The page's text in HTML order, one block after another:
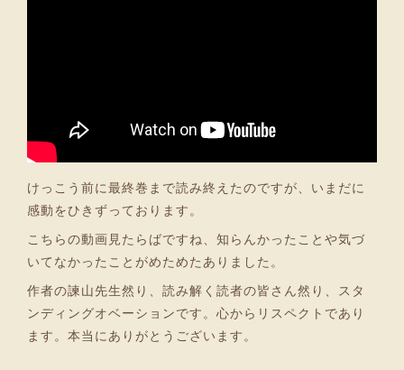
けっこう前に最終巻まで読み終えたのですが、いまだに
感動をひきずっております。
こちらの動画見たらばですね、知らんかったことや気づ
いてなかったことがめためたありました。
作者の諫山先生然り、読み解く読者の皆さん然り、スタ
ンディングオベーションです。心からリスペクトであり
ます。本当にありがとうございます。